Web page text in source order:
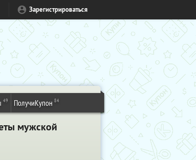
Зарегистрироваться
49 ПолучиКупон 84
мужской